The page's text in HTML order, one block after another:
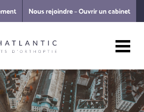
Nous rejoindre – Ouvrir un cabinet